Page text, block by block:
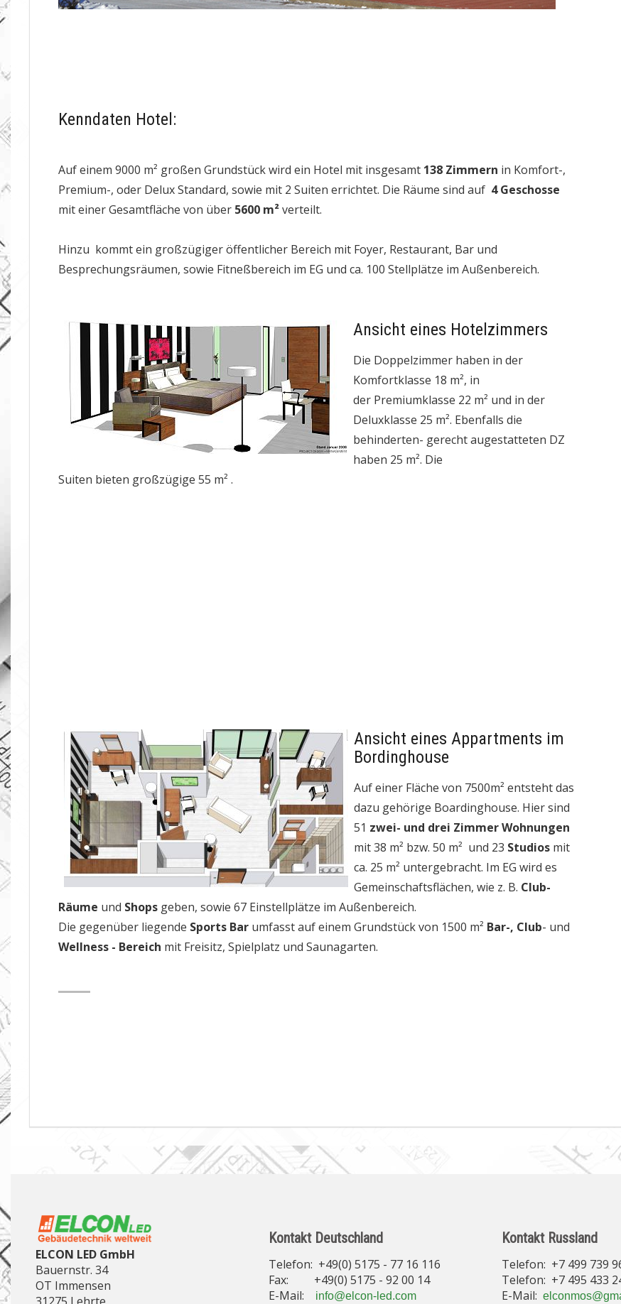
Kenndaten Hotel:
Auf einem 9000 m² großen Grundstück wird ein Hotel mit insgesamt 138 Zimmern in Komfort-,
Premium-, oder Delux Standard, sowie mit 2 Suiten errichtet. Die Räume sind auf 4 Geschosse
mit einer Gesamtfläche von über 5600 m²verteilt.
Hinzu kommt ein großzügiger öffentlicher Bereich mit Foyer, Restaurant, Bar und
Besprechungsräumen, sowie Fitneßbereich im EG und ca. 100 Stellplätze im Außenbereich.
Ansicht eines Hotelzimmers
Die Doppelzimmer haben in der
Komfortklasse 18 m², in
der Premiumklasse 22 m² und in der
Deluxklasse 25 m². Ebenfalls die
behinderten- gerecht augestatteten DZ
haben 25 m². Die
Suiten bieten großzügige 55 m² .
Ansicht eines Appartments im
Bordinghouse
Auf einer Fläche von 7500m² entsteht das
dazu gehörige Boardinghouse. Hier sind
51 zwei- und drei Zimmer Wohnungen
mit 38 m² bzw. 50 m² und 23 Studios mit
ca. 25 m² untergebracht. Im EG wird es
Gemeinschaftsflächen, wie z. B. Club-
Räume und Shops geben, sowie 67 Einstellplätze im Außenbereich.
Die gegenüber liegende Sports Bar umfasst auf einem Grundstück von 1500 m² Bar-, Club- und
Wellness - Bereich mit Freisitz, Spielplatz und Saunagarten.
ELCON LED GmbH
Bauernstr. 34
OT Immensen
Kontakt Deutschland
Telefon: +49(0) 5175 - 77 16 116
Fax: +49(0) 5175 - 92 00 14
E-Mail:
info@elcon-led.com
Kontakt Russland
Telefon: +7 499 739
Telefon: +7 495 433
E-Mail: